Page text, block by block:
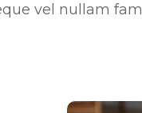
vel nullam